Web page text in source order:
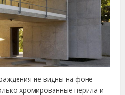
не видны на фоне
хромированные перила и